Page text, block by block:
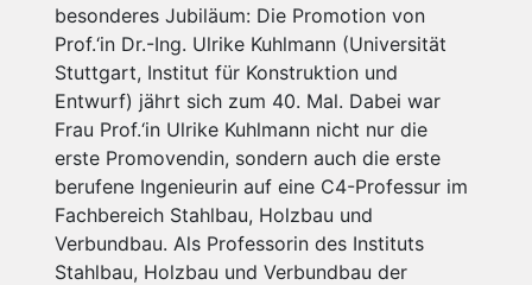
besonderes Jubiläum: Die Promotion von
Prof.‘in Dr.-Ing. Ulrike Kuhlmann (Universität
Stuttgart, Institut für Konstruktion und
Entwurf) jährt sich zum 40. Mal. Dabei war
Frau Prof.‘in Ulrike Kuhlmann nicht nur die
erste Promovendin, sondern auch die erste
berufene Ingenieurin auf eine C4-Professur im
Fachbereich Stahlbau, Holzbau und
Verbundbau. Als Professorin des Instituts
Stahlbau, Holzbau und Verbundbau der